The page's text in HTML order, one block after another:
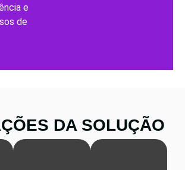
e
de
DA SOLUÇÃO